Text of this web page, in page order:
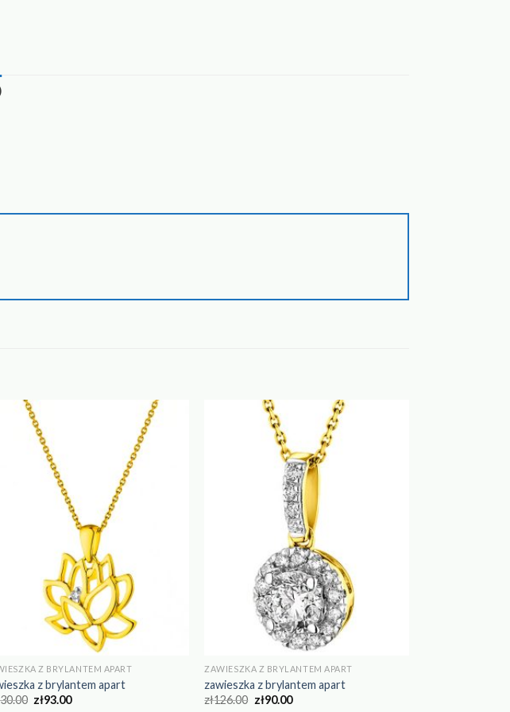
Z BRYLANTEM APART
z brylantem apart
zł93.00
ZAWIESZKA Z BRYLANTEM APART
zawieszka z brylantem apart
zł126.00 zł90.00